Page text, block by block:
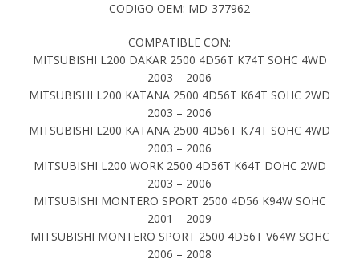
CODIGO OEM: MD-377962
COMPATIBLE CON:
MITSUBISHI L200 DAKAR 2500 4D56T K74T SOHC 4WD
2003 – 2006
MITSUBISHI L200 KATANA 2500 4D56T K64T SOHC 2WD
2003 – 2006
MITSUBISHI L200 KATANA 2500 4D56T K74T SOHC 4WD
2003 – 2006
MITSUBISHI L200 WORK 2500 4D56T K64T DOHC 2WD
2003 – 2006
MITSUBISHI MONTERO SPORT 2500 4D56 K94W SOHC
2001 – 2009
MITSUBISHI MONTERO SPORT 2500 4D56T V64W SOHC
2006 – 2008